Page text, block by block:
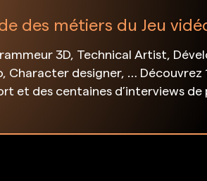
des métiers du Jeu
3D, Technical Artist,
Character designer, … Découvrez
et des centaines d’interviews de